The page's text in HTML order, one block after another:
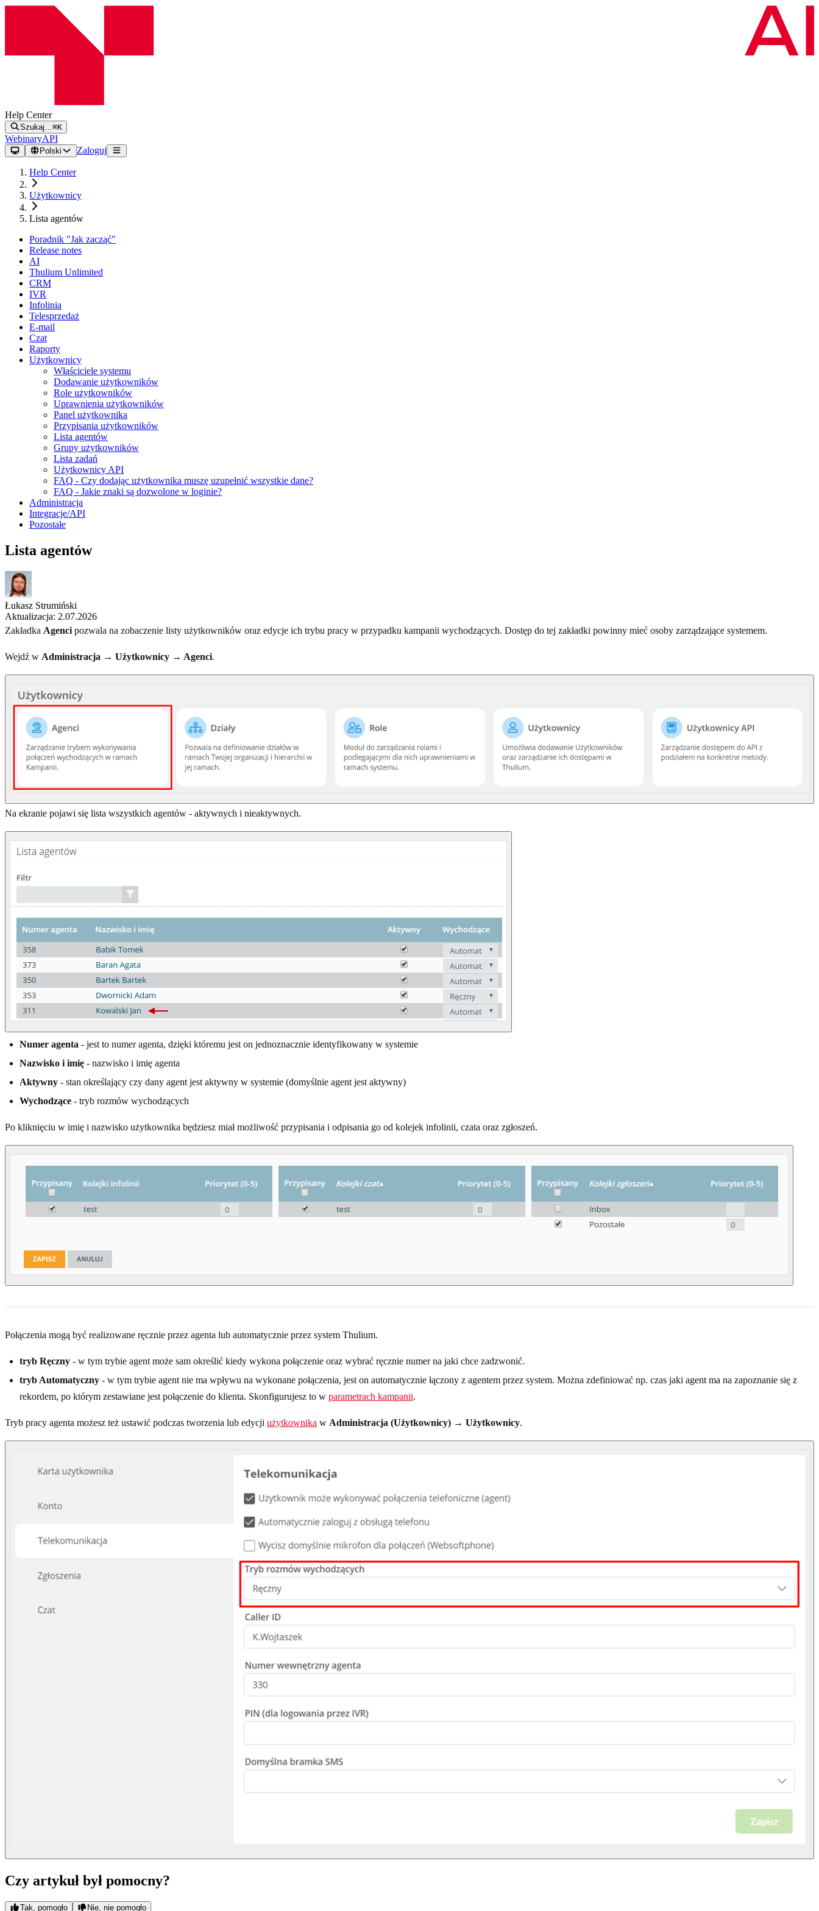
Help Center
Szukaj… ⌘K
WebinaryAPI
Polski Zaloguj
Help Center
Użytkownicy
Lista agentów
Poradnik "Jak zacząć"
Release notes
AI
Thulium Unlimited
CRM
IVR
Infolinia
Telesprzedaż
E-mail
Czat
Raporty
Użytkownicy
Właściciele systemu
Dodawanie użytkowników
Role użytkowników
Uprawnienia użytkowników
Panel użytkownika
Przypisania użytkowników
Lista agentów
Grupy użytkowników
Lista zadań
Użytkownicy API
FAQ - Czy dodając użytkownika muszę uzupełnić wszystkie dane?
FAQ - Jakie znaki są dozwolone w loginie?
Administracja
Integracje/API
Pozostałe
Lista agentów
Łukasz Strumiński
Aktualizacja: 2.07.2026
Zakładka Agenci pozwala na zobaczenie listy użytkowników oraz edycje ich trybu pracy w przypadku kampanii wychodzących. Dostęp do tej zakładki powinny mieć osoby zarządzające systemem.
Wejdź w Administracja → Użytkownicy → Agenci.
Na ekranie pojawi się lista wszystkich agentów - aktywnych i nieaktywnych.
Numer agenta - jest to numer agenta, dzięki któremu jest on jednoznacznie identyfikowany w systemie
Nazwisko i imię - nazwisko i imię agenta
Aktywny - stan określający czy dany agent jest aktywny w systemie (domyślnie agent jest aktywny)
Wychodzące - tryb rozmów wychodzących
Po kliknięciu w imię i nazwisko użytkownika będziesz miał możliwość przypisania i odpisania go od kolejek infolinii, czata oraz zgłoszeń.
Połączenia mogą być realizowane ręcznie przez agenta lub automatycznie przez system Thulium.
tryb Ręczny - w tym trybie agent może sam określić kiedy wykona połączenie oraz wybrać ręcznie numer na jaki chce zadzwonić.
tryb Automatyczny - w tym trybie agent nie ma wpływu na wykonane połączenia, jest on automatycznie łączony z agentem przez system. Można zdefiniować np. czas jaki agent ma na zapoznanie się z
rekordem, po którym zestawiane jest połączenie do klienta. Skonfigurujesz to w parametrach kampanii.
Tryb pracy agenta możesz też ustawić podczas tworzenia lub edycji użytkownika w Administracja (Użytkownicy) → Użytkownicy.
Czy artykuł był pomocny?
Tak, pomogło Nie, nie pomogło